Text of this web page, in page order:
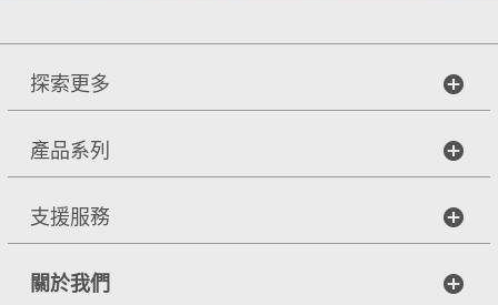
探索更多
產品系列
支援服務
關於我們